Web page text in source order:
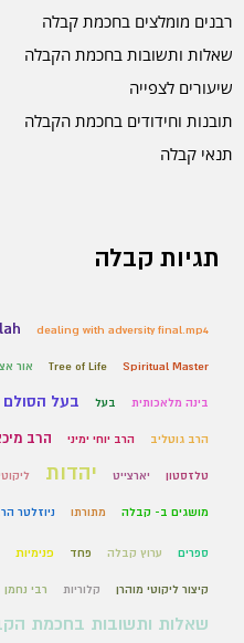
רבנים מומלצים בחכמת קבלה
שאלות ותשובות בחכמת הקבלה
שיעורים לצפייה
תובנות וחידודים בחכמת הקבלה
תנאי קבלה
תגיות קבלה
dealing with adversity final.mp4
Spiritual Master
Tree of Life אור
בינה מלאכותית בעל בעל הסולם
הרב גוטליב הרב יוחי ימיני הרב
טלזסטון יארצייט יהדות
מושגים ב- קבלה מתורתו ניוזלטר
ספרים ערוץ קבלה פחד פנימיות
קיצור ליקוטי מוהרן קלוריות רבי נחמן
שאלות ותשובות בחכמת